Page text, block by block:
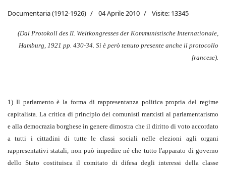
Documentaria (1912-1926) 04 Aprile 2010 Visite: 13345
(Dal Protokoll des II. Weltkongresses der Kommunistische Internationale,
Hamburg, 1921 pp. 430-34. Si è però tenuto presente anche il protocollo
francese).
1) Il parlamento è la forma di rappresentanza politica propria del regime
capitalista. La critica di principio dei comunisti marxisti al parlamentarismo
e alla democrazia borghese in genere dimostra che il diritto di voto accordato
a tutti i cittadini di tutte le classi sociali nelle elezioni agli organi
rappresentativi statali, non può impedire né che tutto l'apparato di governo
dello Stato costituisca il comitato di difesa degli interessi della classe